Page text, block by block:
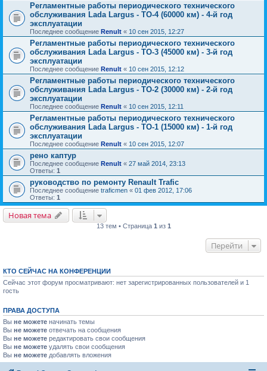
Регламентные работы периодического технического
обслуживания Lada Largus - ТО-4 (60000 км) - 4-й год
эксплуатации
Последнее сообщение Renult « 10 сен 2015, 12:27
Регламентные работы периодического технического
обслуживания Lada Largus - ТО-3 (45000 км) - 3-й год
эксплуатации
Последнее сообщение Renult « 10 сен 2015, 12:12
Регламентные работы периодического технического
обслуживания Lada Largus - ТО-2 (30000 км) - 2-й год
эксплуатации
Последнее сообщение Renult « 10 сен 2015, 12:11
Регламентные работы периодического технического
обслуживания Lada Largus - ТО-1 (15000 км) - 1-й год
эксплуатации
Последнее сообщение Renult « 10 сен 2015, 12:07
рено каптур
Последнее сообщение Renult « 27 май 2014, 23:13
Ответы: 1
руководство по ремонту Renault Trafic
Последнее сообщение traficmen « 01 фев 2012, 17:06
Ответы: 1
Новая тема
13 тем • Страница 1 из 1
Перейти
КТО СЕЙЧАС НА КОНФЕРЕНЦИИ
Сейчас этот форум просматривают: нет зарегистрированных пользователей и 1
гость
ПРАВА ДОСТУПА
Вы не можете начинать темы
Вы не можете отвечать на сообщения
Вы не можете редактировать свои сообщения
Вы не можете удалять свои сообщения
Вы не можете добавлять вложения